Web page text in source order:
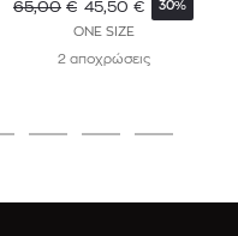
65,00 € 45,50 € 30%
ONE SIZE
2 αποχρώσεις